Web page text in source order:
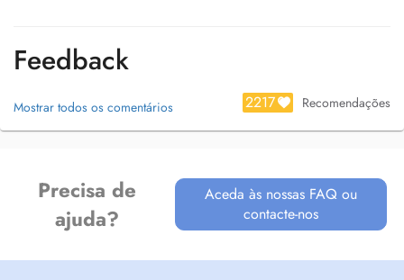
Feedback
Mostrar todos os comentários 2217 Recomendações
Precisa de
ajuda?
Aceda às nossas FAQ ou
contacte-nos